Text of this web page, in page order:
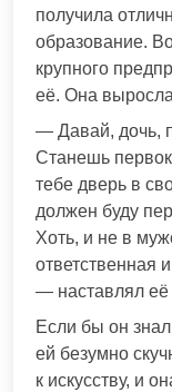
получила
образование.
крупного
её. Она
— Давай, дочь,
Станешь
тебе дверь в
должен буду
Хоть, и не в
ответственная
— наставлял её
Если бы он
ей безумно
к искусству, и